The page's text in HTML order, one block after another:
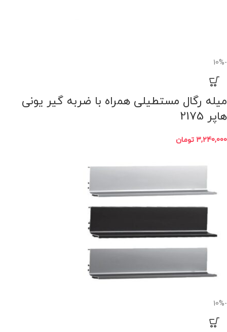
-10%
میله رگال مستطیلی همراه با ضربه گیر یونی
هاپر 2175
3,240,000 تومان
-10%